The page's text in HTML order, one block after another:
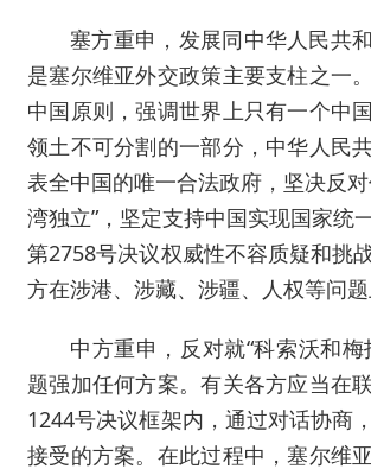
塞方重申，发展同中华人民共
是塞尔维亚外交政策主要支柱之一
中国原则，强调世界上只有一个中
领土不可分割的一部分，中华人民
表全中国的唯一合法政府，坚决反
湾独立”，坚定支持中国实现国家统
第2758号决议权威性不容质疑和挑
方在涉港、涉藏、涉疆、人权等问题
中方重申，反对就“科索沃和梅
题强加任何方案。有关各方应当在
1244号决议框架内，通过对话协商
接受的方案。在此过程中，塞尔维